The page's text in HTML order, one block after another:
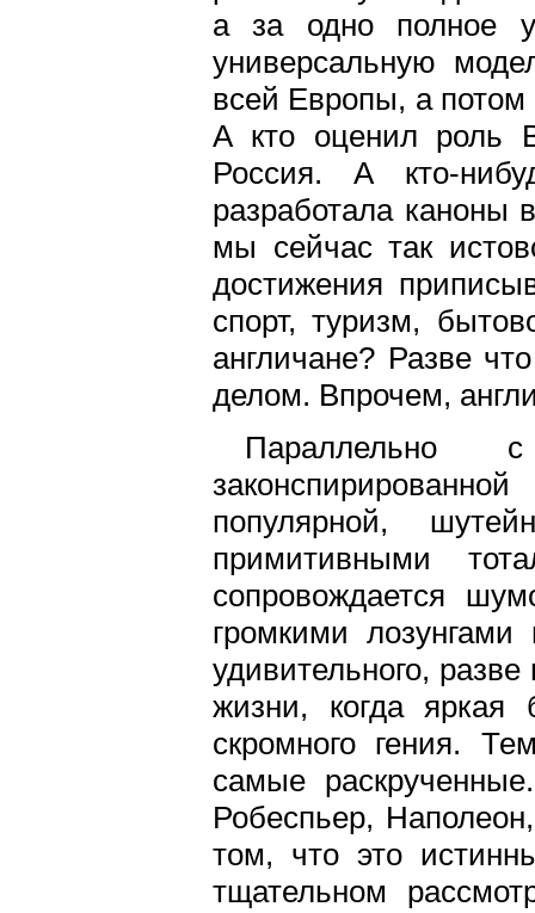
а за одно полное
универсальную
всей Европы, а
А кто оценил роль
Россия. А кто-
разработала каноны
мы сейчас так
достижения
спорт, туризм,
англичане? Разве
делом. Впрочем,
Параллельно
популярной,
примитивными
сопровождается
громкими
удивительного,
жизни, когда яркая
скромного гения.
самые
Робеспьер,
том, что это
тщательном